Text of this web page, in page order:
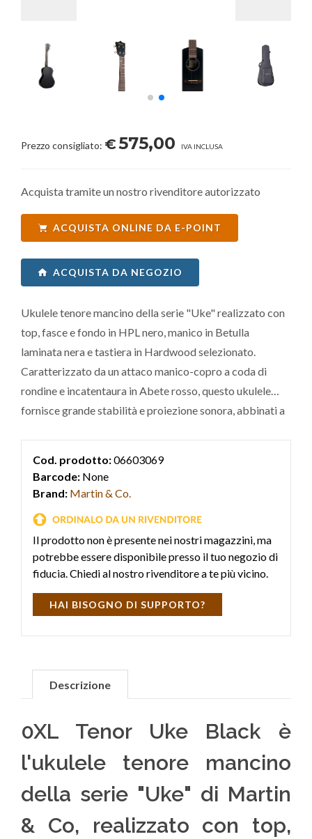
Prezzo consigliato: €575,00 IVA INCLUSA
Acquista tramite un nostro rivenditore autorizzato
ACQUISTA ONLINE DA E-POINT
ACQUISTA DA NEGOZIO
Ukulele tenore mancino della serie "Uke" realizzato con
top, fasce e fondo in HPL nero, manico in Betulla
laminata nera e tastiera in Hardwood selezionato.
Caratterizzato da un attaco manico-copro a coda di
rondine e incatentaura in Abete rosso, questo ukulele
fornisce grande stabilità e proiezione sonora, abbinati a
ideale per gli amanti dello strumen
Cod. prodotto:06603069
Barcode: None
Brand: Martin & Co.
Il prodotto non è presente nei nostri magazzini, ma
potrebbe essere disponibile presso il tuo negozio di
fiducia. Chiedi al nostro rivenditore a te più vicino.
HAI BISOGNO DI SUPPORTO?
Descrizione
0XL Tenor Uke Black è
l'ukulele tenore mancino
della serie "Uke" di Martin
& Co, realizzato con top,